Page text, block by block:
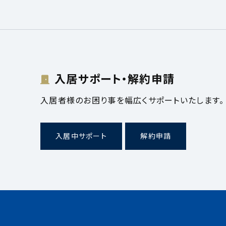
入居サポート・解約申請
入居者様のお困り事を幅広くサポートいたします。
入居中サポート 解約申請